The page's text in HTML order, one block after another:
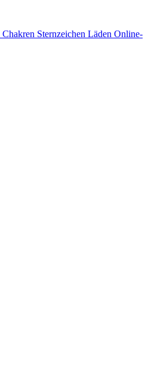
Chakren Sternzeichen Läden Online-